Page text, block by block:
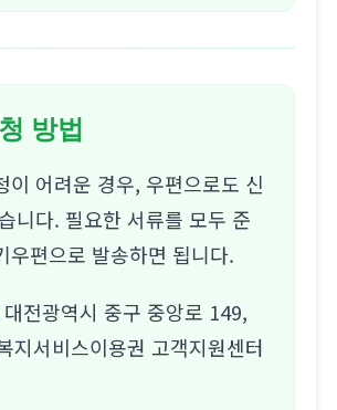
방법
이 어려운 경우, 우편으로도 신
니다. 필요한 서류를 모두 준
우편으로 발송하면 됩니다.
대전광역시 중구 중앙로 149,
지서비스이용권 고객지원센터